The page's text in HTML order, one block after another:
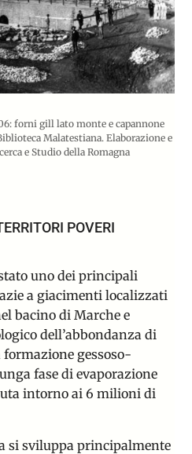
forni gill lato monte e capannone
Malatestiana. Elaborazione e
e Studio della Romagna
POVERI
uno dei principali
a giacimenti localizzati
bacino di Marche e
dell’abbondanza di
formazione gessoso-
fase di evaporazione
intorno ai 6 milioni di
si sviluppa principalmente